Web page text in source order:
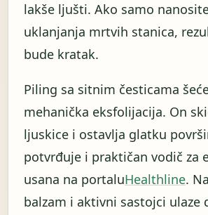
lakše ljušti. Ako samo
uklanjanja mrtvih stanica,
bude kratak.
Piling sa sitnim česticama
mehanička eksfolijacija. On
ljuskice i ostavlja glatku
potvrđuje i praktičan vodič za
usana na portaluHealthline.
balzam i aktivni sastojci ulaze